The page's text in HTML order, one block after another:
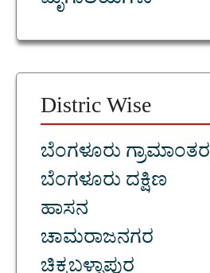
Distric Wise
ಬೆಂಗಳೂರು ಗ್ರಾಮಾಂತರ
ಬೆಂಗಳೂರು ದಕ್ಷಿಣ
ಹಾಸನ
ಚಾಮರಾಜನಗರ